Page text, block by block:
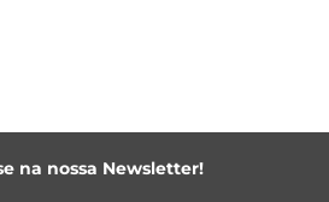
na nossa Newsletter!